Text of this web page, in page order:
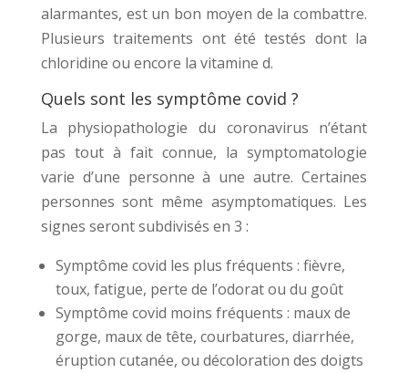
alarmantes, est un bon moyen de la combattre.
Plusieurs traitements ont été testés dont la
chloridine ou encore la vitamine d.
Quels sont les symptôme covid ?
La physiopathologie du coronavirus n’étant
pas tout à fait connue, la symptomatologie
varie d’une personne à une autre. Certaines
personnes sont même asymptomatiques. Les
signes seront subdivisés en 3 :
Symptôme covid les plus fréquents : fièvre,
toux, fatigue, perte de l’odorat ou du goût
Symptôme covid moins fréquents : maux de
gorge, maux de tête, courbatures, diarrhée,
éruption cutanée, ou décoloration des doigts